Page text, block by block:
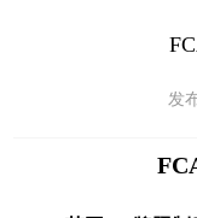
发